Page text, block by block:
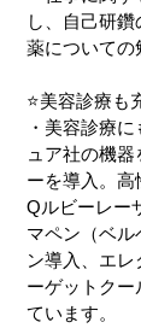
し、自己研
薬についての
⭐️美容診療も
・美容診療
ュア社の機
ーを導入。高
Qルビーレー
マペン（ベ
ン導入、エ
ーゲットクー
ています。